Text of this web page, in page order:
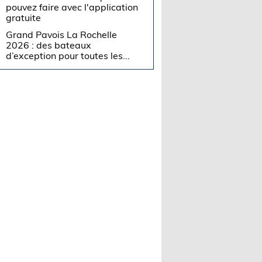
pouvez faire avec l'application
gratuite
Grand Pavois La Rochelle
2026 : des bateaux
d’exception pour toutes les...